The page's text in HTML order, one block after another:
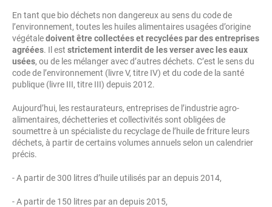
En tant que bio déchets non dangereux au sens du code de
l’environnement, toutes les huiles alimentaires usagées d’origine
végétaledoivent être collectées et recyclées par des entreprises
agréées. Il est strictement interdit de les verser avec les eaux
usées, ou de les mélanger avec d’autres déchets. C’est le sens du
code de l’environnement (livre V, titre IV) et du code de la santé
publique (livre III, titre III) depuis 2012.
Aujourd’hui, les restaurateurs, entreprises de l’industrie agro-
alimentaires, déchetteries et collectivités sont obligées de
soumettre à un spécialiste du recyclage de l’huile de friture leurs
déchets, à partir de certains volumes annuels selon un calendrier
précis.
- A partir de 300 litres d’huile utilisés par an depuis 2014,
- A partir de 150 litres par an depuis 2015,